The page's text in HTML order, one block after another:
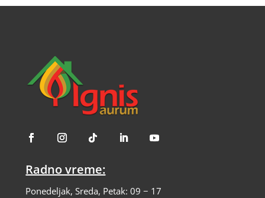
Radno vreme:
Ponedeljak, Sreda, Petak: 09 − 17